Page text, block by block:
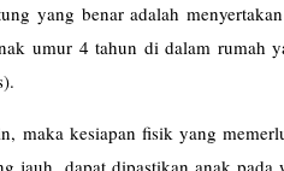
yang benar adalah
umur 4 tahun di dalam rumah
maka kesiapan fisik yang